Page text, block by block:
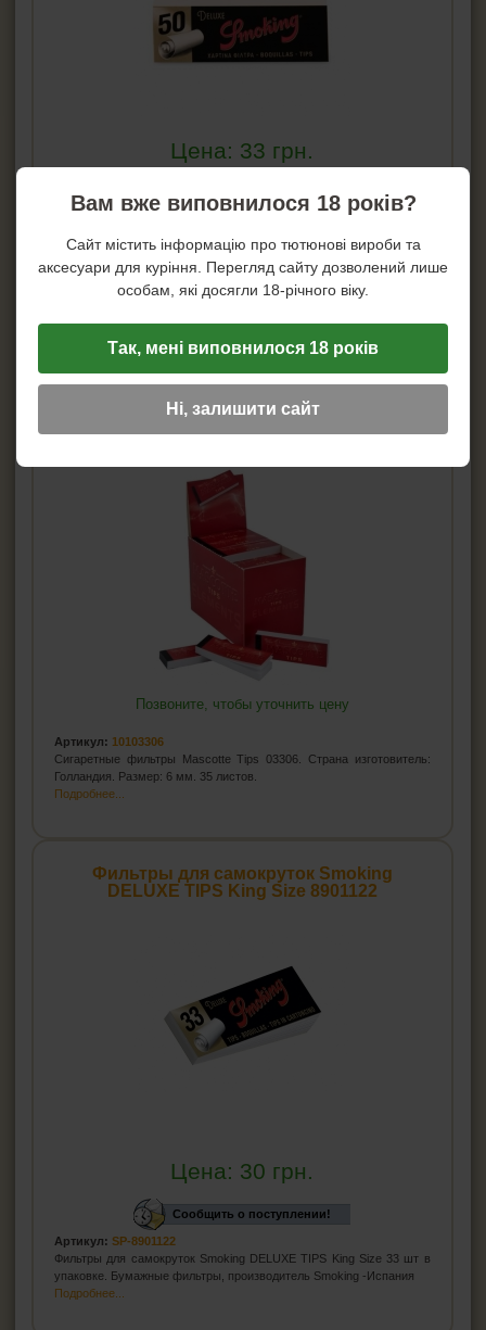
Цена: 33 грн.
В 1 клик!
Артикул: ha-106691
Фильтры для самокруток Smoking TIPS № 106691 50 шт в упаковке.
Подробнее...
Фильтры для сигарет Mascotte Tips 03306
Позвоните, чтобы уточнить цену
Артикул: 10103306
Сигаретные фильтры Mascotte Tips 03306. Страна изготовитель:
Голландия. Размер: 6 мм. 35 листов.
Подробнее...
Фильтры для самокруток Smoking
DELUXE TIPS King Size 8901122
Цена: 30 грн.
Сообщить о поступлении!
Артикул: SP-8901122
Фильтры для самокруток Smoking DELUXE TIPS King Size 33 шт в
упаковке. Бумажные фильтры, производитель Smoking -Испания
Подробнее...
Вам вже виповнилося 18 років?
Сайт містить інформацію про тютюнові вироби та
аксесуари для куріння. Перегляд сайту дозволений лише
особам, які досягли 18-річного віку.
Так, мені виповнилося 18 років
Ні, залишити сайт